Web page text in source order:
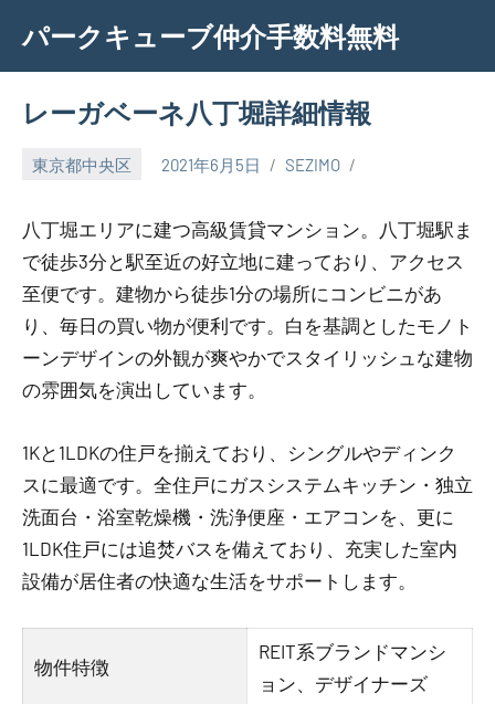
content
パークキューブ仲介手数料無料
レーガベーネ八丁堀詳細情報
東京都中央区 2021年6月5日 SEZIMO
八丁堀エリアに建つ高級賃貸マンション。八丁堀駅ま
で徒歩3分と駅至近の好立地に建っており、アクセス
至便です。建物から徒歩1分の場所にコンビニがあ
り、毎日の買い物が便利です。白を基調としたモノト
ーンデザインの外観が爽やかでスタイリッシュな建物
の雰囲気を演出しています。
1Kと1LDKの住戸を揃えており、シングルやディンク
スに最適です。全住戸にガスシステムキッチン・独立
洗面台・浴室乾燥機・洗浄便座・エアコンを、更に
1LDK住戸には追焚バスを備えており、充実した室内
設備が居住者の快適な生活をサポートします。
物件特徴
REIT系ブランドマンシ
ョン、デザイナーズ